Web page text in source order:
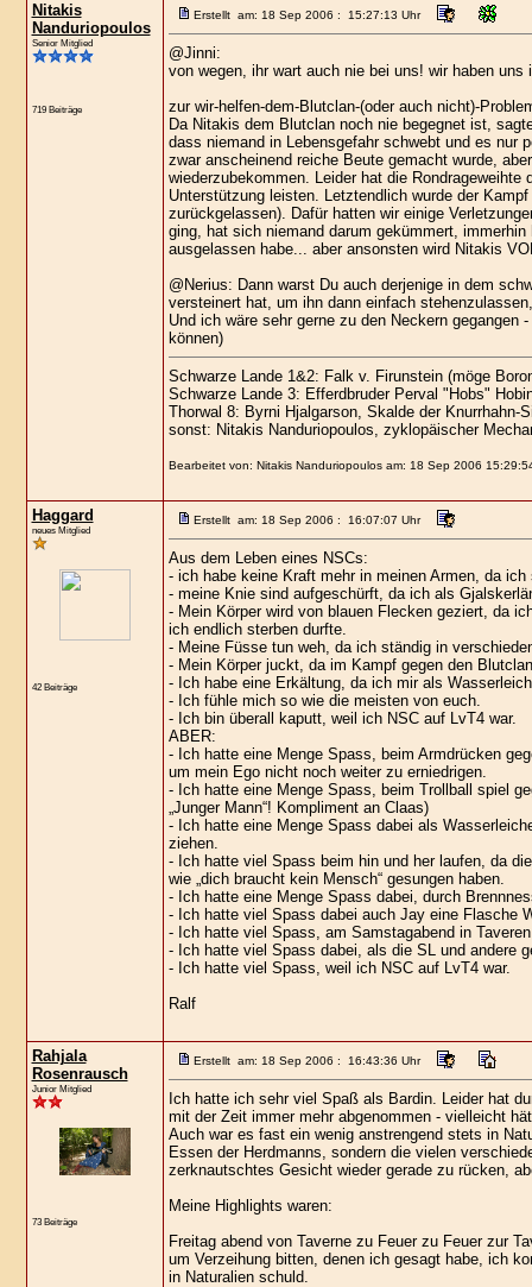
Nitakis
Nanduriopoulos
Senior Mitglied
719 Beiträge
Erstellt am: 18 Sep 2006 : 15:27:13 Uhr
@Jinni:
von wegen, ihr wart auch nie bei uns! wir haben
zur wir-helfen-dem-Blutclan-(oder auch nicht)-
Da Nitakis dem Blutclan noch nie begegnet ist,
dass niemand in Lebensgefahr schwebt und es nur
zwar anscheinend reiche Beute gemacht wurde,
wiederzubekommen. Leider hat die
Unterstützung leisten. Letztendlich wurde der
zurückgelassen). Dafür hatten wir einige
ging, hat sich niemand darum gekümmert,
ausgelassen habe... aber ansonsten wird Nitakis
@Nerius: Dann warst Du auch derjenige in dem
versteinert hat, um ihn dann einfach
Und ich wäre sehr gerne zu den Neckern
können)
Schwarze Lande 1&2: Falk v. Firunstein (möge
Schwarze Lande 3: Efferdbruder Perval "Hobs"
Thorwal 8: Byrni Hjalgarson, Skalde der Knurrhahn-
sonst: Nitakis Nanduriopoulos, zyklopäischer
Bearbeitet von: Nitakis Nanduriopoulos am: 18 Sep 2006
Haggard
neues Mitglied
42 Beiträge
Erstellt am: 18 Sep 2006 : 16:07:07 Uhr
Aus dem Leben eines NSCs:
- ich habe keine Kraft mehr in meinen Armen, da
- meine Knie sind aufgeschürft, da ich als
- Mein Körper wird von blauen Flecken geziert, da
ich endlich sterben durfte.
- Meine Füsse tun weh, da ich ständig in
- Mein Körper juckt, da im Kampf gegen den
- Ich habe eine Erkältung, da ich mir als
- Ich fühle mich so wie die meisten von euch.
- Ich bin überall kaputt, weil ich NSC auf LvT4 war.
ABER:
- Ich hatte eine Menge Spass, beim Armdrücken
um mein Ego nicht noch weiter zu erniedrigen.
- Ich hatte eine Menge Spass, beim Trollball spiel
„Junger Mann“! Kompliment an Claas)
- Ich hatte eine Menge Spass dabei als
ziehen.
- Ich hatte viel Spass beim hin und her laufen, da
wie „dich braucht kein Mensch“ gesungen haben.
- Ich hatte eine Menge Spass dabei, durch
- Ich hatte viel Spass dabei auch Jay eine Flasche
- Ich hatte viel Spass, am Samstagabend in
- Ich hatte viel Spass dabei, als die SL und andere
- Ich hatte viel Spass, weil ich NSC auf LvT4 war.
Ralf
Rahjala
Rosenrausch
Junior Mitglied
73 Beiträge
Erstellt am: 18 Sep 2006 : 16:43:36 Uhr
Ich hatte ich sehr viel Spaß als Bardin. Leider hat
mit der Zeit immer mehr abgenommen - vielleicht
Auch war es fast ein wenig anstrengend stets in
Essen der Herdmanns, sondern die vielen
zerknautschtes Gesicht wieder gerade zu rücken,
Meine Highlights waren:
Freitag abend von Taverne zu Feuer zu Feuer zur
um Verzeihung bitten, denen ich gesagt habe, ich
in Naturalien schuld.